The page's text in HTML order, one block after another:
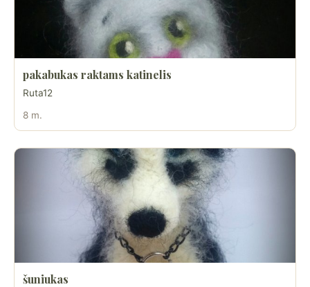
pakabukas raktams katinelis
Ruta12
8 m.
šuniukas